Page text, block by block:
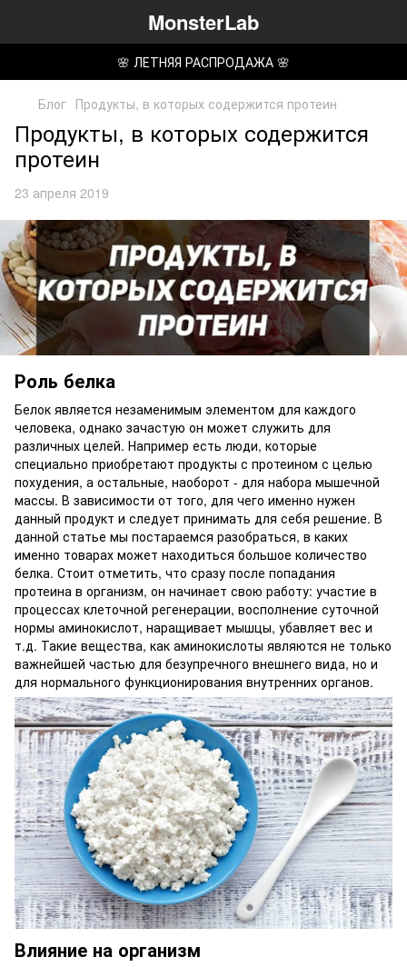
MonsterLab
🌸 ЛЕТНЯЯ РАСПРОДАЖА 🌸
Блог Продукты, в которых содержится протеин
Продукты, в которых содержится
протеин
23 апреля 2019
Роль белка
Белок является незаменимым элементом для каждого
человека, однако зачастую он может служить для
различных целей. Например есть люди, которые
специально приобретают продукты с протеином с целью
похудения, а остальные, наоборот - для набора мышечной
массы. В зависимости от того, для чего именно нужен
данный продукт и следует принимать для себя решение. В
данной статье мы постараемся разобраться, в каких
именно товарах может находиться большое количество
белка. Стоит отметить, что сразу после попадания
протеина в организм, он начинает свою работу: участие в
процессах клеточной регенерации, восполнение суточной
нормы аминокислот, наращивает мышцы, убавляет вес и
т.д. Такие вещества, как аминокислоты являются не только
важнейшей частью для безупречного внешнего вида, но и
для нормального функционирования внутренних органов.
Влияние на организм